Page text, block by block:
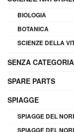
BIOLOGIA
BOTANICA
SCIENZE DELLA
SENZA CATEGORIA
SPARE PARTS
SPIAGGE
SPIAGGE DEL
SPIAGGE DEL